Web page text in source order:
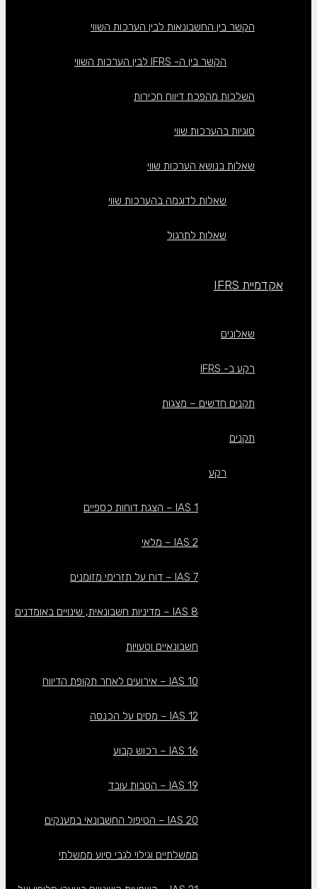
הקשר בין החשבונאות לבין הערכות השווי
הקשר בין ה- IFRS לבין הערכות השווי
השלכות מהפכת דיווח חכירות
סוגיות בהערכות שווי
שאלות בנושא הערכות שווי
שאלות לדוגמה בהערכות שווי
שאלות לתרגול
אקדמיית IFRS
שאלונים
רקע ב- IFRS
תקנים חדשים – מצגות
תקנים
רקע
IAS 1 – הצגת דוחות כספיים
IAS 2 – מלאי
IAS 7 – דוח על תזרימי מזומנים
IAS 8 – מדיניות חשבונאית, שינויים באומדנים
חשבונאיים וטעויות
IAS 10 – אירועים לאחר תקופת הדיווח
IAS 12 – מסים על הכנסה
IAS 16 – רכוש קבוע
IAS 19 – הטבות עובד
IAS 20 – הטיפול החשבונאי במענקים
ממשלתיים וגילוי לגבי סיוע ממשלתי